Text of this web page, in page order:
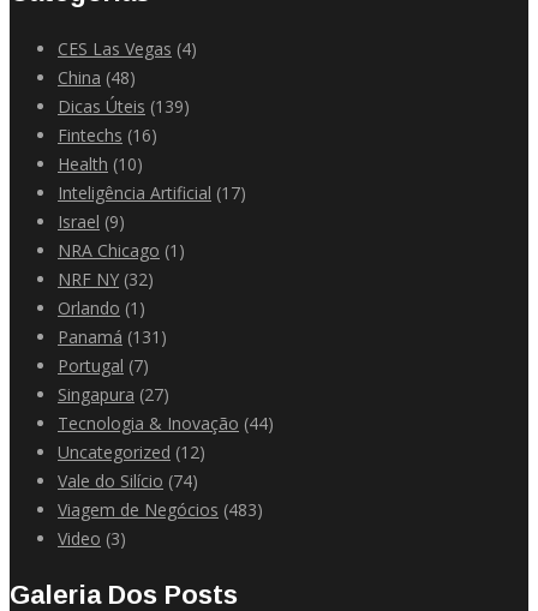
CES Las Vegas (4)
China (48)
Dicas Úteis (139)
Fintechs (16)
Health (10)
Inteligência Artificial (17)
Israel (9)
NRA Chicago (1)
NRF NY (32)
Orlando (1)
Panamá (131)
Portugal (7)
Singapura (27)
Tecnologia & Inovação (44)
Uncategorized (12)
Vale do Silício (74)
Viagem de Negócios (483)
Video (3)
Galeria Dos Posts